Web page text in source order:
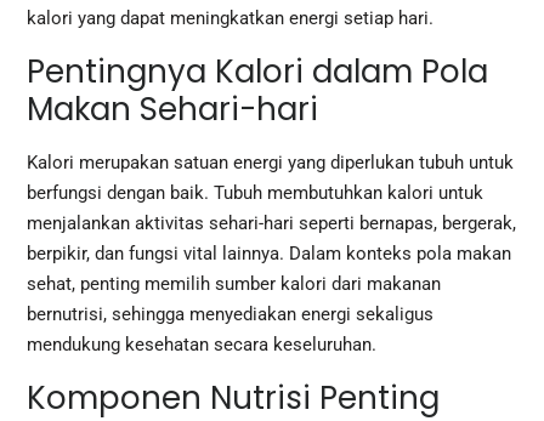
kalori yang dapat meningkatkan energi setiap hari.
Pentingnya Kalori dalam Pola
Makan Sehari-hari
Kalori merupakan satuan energi yang diperlukan tubuh untuk
berfungsi dengan baik. Tubuh membutuhkan kalori untuk
menjalankan aktivitas sehari-hari seperti bernapas, bergerak,
berpikir, dan fungsi vital lainnya. Dalam konteks pola makan
sehat, penting memilih sumber kalori dari makanan
bernutrisi, sehingga menyediakan energi sekaligus
mendukung kesehatan secara keseluruhan.
Komponen Nutrisi Penting